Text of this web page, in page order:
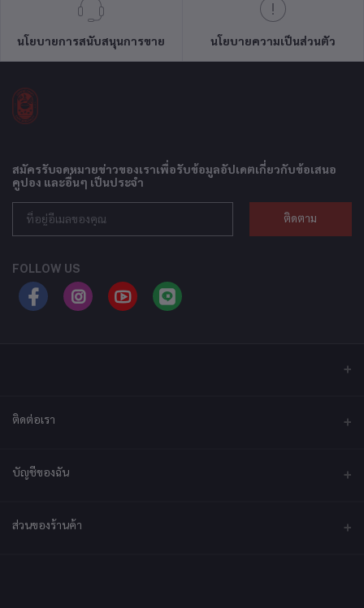
นโยบายการสนับสนุนการขาย นโยบายความเป็นส่วนตัว
สมัครรับจดหมายข่าวของเราเพื่อรับข้อมูลอัปเดตเกี่ยวกับข้อเสนอ
คูปอง และอื่นๆ เป็นประจำ
ติดตาม
FOLLOW US
ติดต่อเรา
ที่อยู่
จังหวัดนครปฐม 73210
บัญชีของฉัน
เข้าสู่ระบบ
ส่วนของร้านค้า